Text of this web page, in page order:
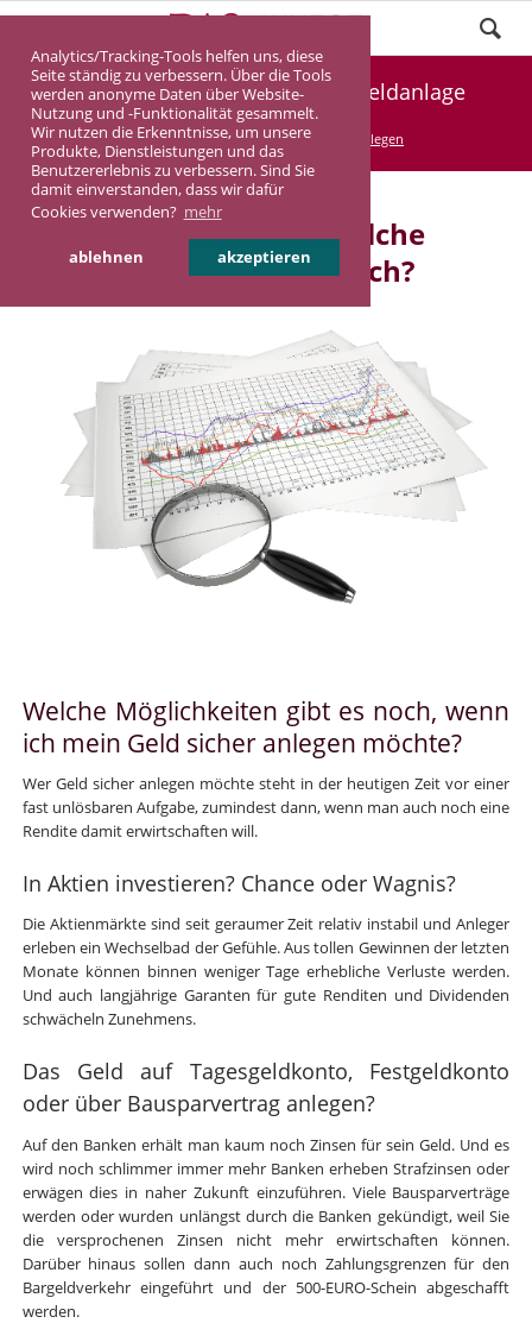
Analytics/Tracking-Tools helfen uns, diese
Seite ständig zu verbessern. Über die Tools
werden anonyme Daten über Website-
Nutzung und -Funktionalität gesammelt.
Wir nutzen die Erkenntnisse, um unsere
Produkte, Dienstleistungen und das
Benutzererlebnis zu verbessern. Sind Sie
damit einverstanden, dass wir dafür
Cookies verwenden? mehr
ablehnen akzeptieren
Geld sicher anlegen, sichere Geldanlage
DASINVEST Service Geld sicher anlegen
Geld sicher anlegen - Welche
Möglichkeiten gibt es noch?
Welche Möglichkeiten gibt es noch, wenn
ich mein Geld sicher anlegen möchte?
Wer Geld sicher anlegen möchte steht in der heutigen Zeit vor einer
fast unlösbaren Aufgabe, zumindest dann, wenn man auch noch eine
Rendite damit erwirtschaften will.
In Aktien investieren? Chance oder Wagnis?
Die Aktienmärkte sind seit geraumer Zeit relativ instabil und Anleger
erleben ein Wechselbad der Gefühle. Aus tollen Gewinnen der letzten
Monate können binnen weniger Tage erhebliche Verluste werden.
Und auch langjährige Garanten für gute Renditen und Dividenden
schwächeln Zunehmens.
Das Geld auf Tagesgeldkonto, Festgeldkonto
oder über Bausparvertrag anlegen?
Auf den Banken erhält man kaum noch Zinsen für sein Geld. Und es
wird noch schlimmer immer mehr Banken erheben Strafzinsen oder
erwägen dies in naher Zukunft einzuführen. Viele Bausparverträge
werden oder wurden unlängst durch die Banken gekündigt, weil Sie
die versprochenen Zinsen nicht mehr erwirtschaften können.
Darüber hinaus sollen dann auch noch Zahlungsgrenzen für den
Bargeldverkehr eingeführt und der 500-EURO-Schein abgeschafft
werden.